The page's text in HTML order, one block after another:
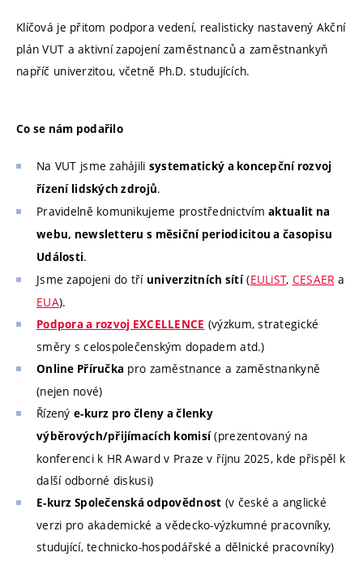
Klíčová je přitom podpora vedení, realisticky nastavený Akční
plán VUT a aktivní zapojení zaměstnanců a zaměstnankyň
napříč univerzitou, včetně Ph.D. studujících.
Co se nám podařilo
Na VUT jsme zahájili systematický a koncepční rozvoj
řízení lidských zdrojů.
Pravidelně komunikujeme prostřednictvímaktualit na
webu, newsletteru s měsiční periodicitou a časopisu
Události.
Jsme zapojeni do tří univerzitních sítí(EULiST, CESAER a
EUA).
Podpora a rozvoj EXCELLENCE (výzkum, strategické
směry s celospolečenským dopadem atd.)
Online Příručka pro zaměstnance a zaměstnankyně
(nejen nové)
Řízený e-kurz pro členy a členky
výběrových/přijímacích komisí(prezentovaný na
konferenci k HR Award v Praze v říjnu 2025, kde přispěl k
další odborné diskusi)
E-kurz Společenská odpovědnost (v české a anglické
verzi pro akademické a vědecko-výzkumné pracovníky,
studující, technicko-hospodářské a dělnické pracovníky)